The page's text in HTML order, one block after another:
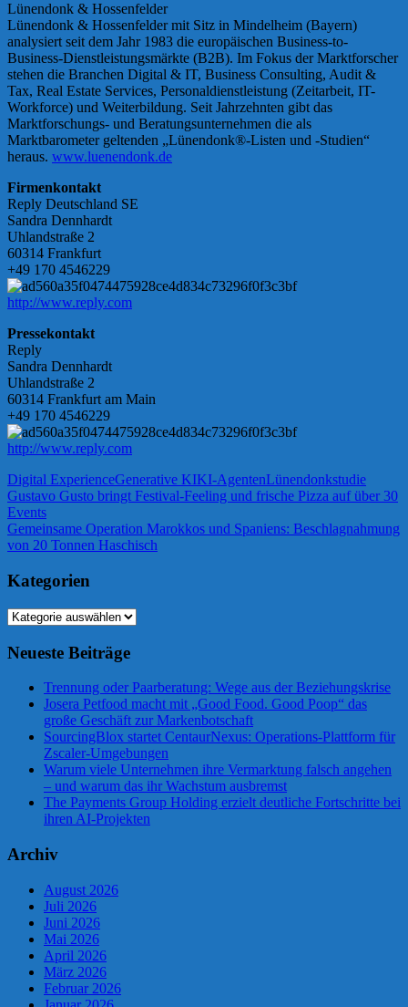
Lünendonk & Hossenfelder
Lünendonk & Hossenfelder mit Sitz in Mindelheim (Bayern)
analysiert seit dem Jahr 1983 die europäischen Business-to-
Business-Dienstleistungsmärkte (B2B). Im Fokus der Marktforscher
stehen die Branchen Digital & IT, Business Consulting, Audit &
Tax, Real Estate Services, Personaldienstleistung (Zeitarbeit, IT-
Workforce) und Weiterbildung. Seit Jahrzehnten gibt das
Marktforschungs- und Beratungsunternehmen die als
Marktbarometer geltenden „Lünendonk®-Listen und -Studien“
heraus. www.luenendonk.de
Firmenkontakt
Reply Deutschland SE
Sandra Dennhardt
Uhlandstraße 2
60314 Frankfurt
+49 170 4546229
http://www.reply.com
Pressekontakt
Reply
Sandra Dennhardt
Uhlandstraße 2
60314 Frankfurt am Main
+49 170 4546229
http://www.reply.com
Digital ExperienceGenerative KIKI-AgentenLünendonkstudie
Beitragsnavigation
Vorheriger
Beitrag:
Gustavo Gusto bringt Festival-Feeling und frische Pizza auf über 30
Events
Nächster
Beitrag:
Gemeinsame Operation Marokkos und Spaniens: Beschlagnahmung
von 20 Tonnen Haschisch
Kategorien
Kategorien
Neueste Beiträge
Trennung oder Paarberatung: Wege aus der Beziehungskrise
Josera Petfood macht mit „Good Food. Good Poop“ das
große Geschäft zur Markenbotschaft
SourcingBlox startet CentaurNexus: Operations-Plattform für
Zscaler-Umgebungen
Warum viele Unternehmen ihre Vermarktung falsch angehen
– und warum das ihr Wachstum ausbremst
The Payments Group Holding erzielt deutliche Fortschritte bei
ihren AI-Projekten
Archiv
August 2026
Juli 2026
Juni 2026
Mai 2026
April 2026
März 2026
Februar 2026